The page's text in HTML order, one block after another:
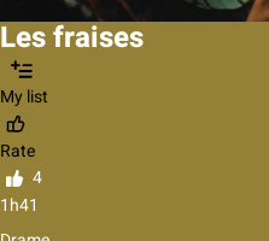
Les fraises
My list
Rate
4
1h41